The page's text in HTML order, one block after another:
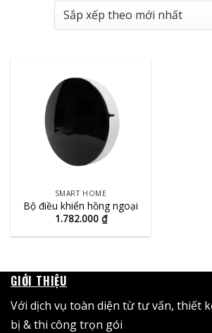
SMART HOME
Bộ điều khiển hồng ngoại
1.782.000 ₫
GIỚI THIỆU
Với dịch vụ toàn diện từ tư vấn, thiết
bị & thi công trọn gói